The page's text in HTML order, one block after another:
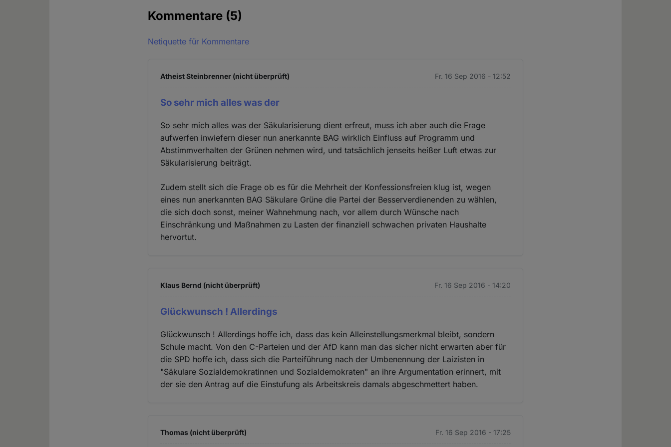
Kommentare (5)
Netiquette für Kommentare
Atheist Steinbrenner (nicht überprüft) Fr. 16 Sep 2016 - 12:52
So sehr mich alles was der
So sehr mich alles was der Säkularisierung dient erfreut, muss ich aber auch die Frage
aufwerfen inwiefern dieser nun anerkannte BAG wirklich Einfluss auf Programm und
Abstimmverhalten der Grünen nehmen wird, und tatsächlich jenseits heißer Luft etwas zur
Säkularisierung beiträgt.
Zudem stellt sich die Frage ob es für die Mehrheit der Konfessionsfreien klug ist, wegen
eines nun anerkannten BAG Säkulare Grüne die Partei der Besserverdienenden zu wählen,
die sich doch sonst, meiner Wahnehmung nach, vor allem durch Wünsche nach
Einschränkung und Maßnahmen zu Lasten der finanziell schwachen privaten Haushalte
hervortut.
Klaus Bernd (nicht überprüft) Fr. 16 Sep 2016 - 14:20
Glückwunsch ! Allerdings
Glückwunsch ! Allerdings hoffe ich, dass das kein Alleinstellungsmerkmal bleibt, sondern
Schule macht. Von den C-Parteien und der AfD kann man das sicher nicht erwarten aber für
die SPD hoffe ich, dass sich die Parteiführung nach der Umbenennung der Laizisten in
"Säkulare Sozialdemokratinnen und Sozialdemokraten" an ihre Argumentation erinnert, mit
der sie den Antrag auf die Einstufung als Arbeitskreis damals abgeschmettert haben.
Thomas (nicht überprüft) Fr. 16 Sep 2016 - 17:25